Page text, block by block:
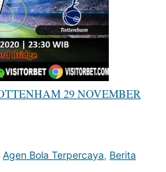
29 NOVEMBER
Agen Bola Terpercaya, Berita